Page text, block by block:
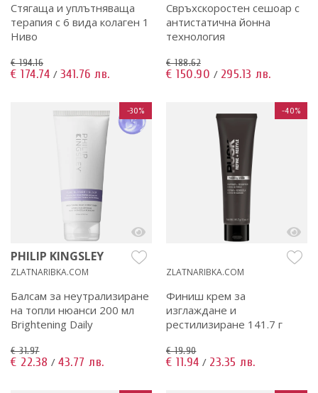
Стягаща и уплътняваща
терапия с 6 вида колаген 1
Ниво
€ 194.16
€ 174.74 / 341.76 лв.
Свръхскоростен сешоар с
антистатична йонна
технология
€ 188.62
€ 150.90 / 295.13 лв.
-30%
PHILIP KINGSLEY
ZLATNARIBKA.COM
Балсам за неутрализиране
на топли нюанси 200 мл
Brightening Daily
€ 31.97
€ 22.38 / 43.77 лв.
-40%
ZLATNARIBKA.COM
Финиш крем за
изглаждане и
рестилизиране 141.7 г
€ 19.90
€ 11.94 / 23.35 лв.